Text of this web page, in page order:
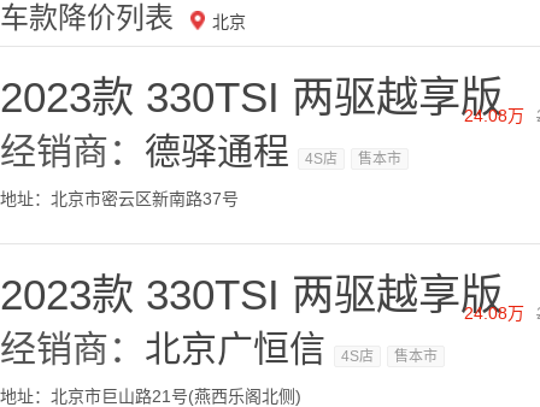
车款降价列表 北京
2023款 330TSI 两驱越享版
经销商： 德驿通程 4S店 售本市
地址：北京市密云区新南路37号
24.08万
2023款 330TSI 两驱越享版
经销商： 北京广恒信 4S店 售本市
地址：北京市巨山路21号(燕西乐阁北侧)
24.08万